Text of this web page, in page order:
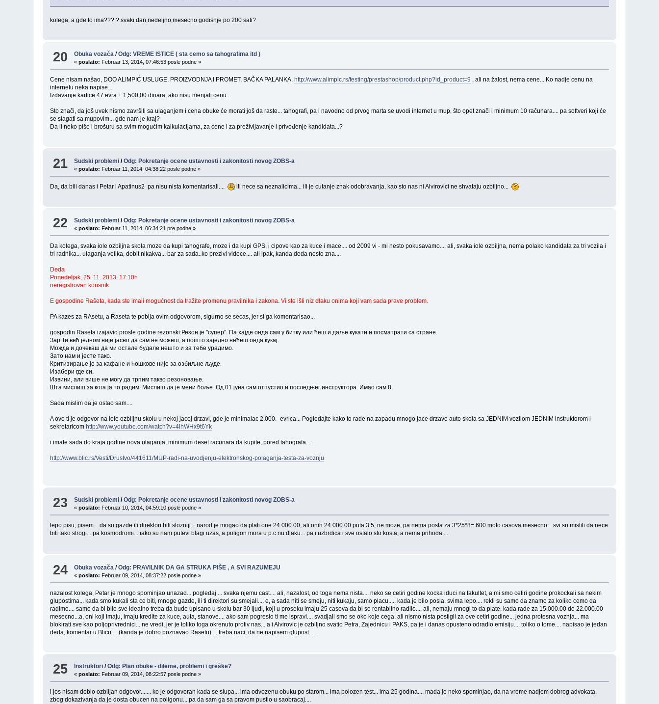
kolega, a gde to ima??? ? svaki dan,nedeljno,mesecno godisnje po 200 sati?
20 Obuka vozača /Odg: VREME ISTICE ( sta cemo sa tahografima itd )
«poslato: Februar 13, 2014, 07:46:53 posle podne »
Cene nisam našao, DOO ALIMPIĆ USLUGE, PROIZVODNJA I PROMET, BAČKA PALANKA, http://www.alimpic.rs/testing/prestashop/product.php?id_product=9 , ali na žalost, nema cene... Ko nadje cenu na
internetu neka napise....
Izdavanje kartice 47 evra + 1,500,00 dinara, ako nisu menjali cenu...
Sto znači, da još uvek nismo završili sa ulaganjem i cena obuke će morati još da raste... tahografi, pa i navodno od prvog marta se uvodi internet u mup, što opet znači i minimum 10 računara.... pa softveri koji će
se slagati sa mupovim... gde nam je kraj?
Da li neko piše i brošuru sa svim mogućim kalkulacijama, za cene i za preživljavanje i privođenje kandidata...?
21 Sudski problemi /Odg: Pokretanje ocene ustavnosti i zakonitosti novog ZOBS-a
«poslato: Februar 11, 2014, 04:38:22 posle podne »
Da, da bili danas i Petar i Apatinus2 pa nisu nista komentarisali.... ili nece sa neznalicima... ili je cutanje znak odobravanja, kao sto nas ni Alvirovici ne shvataju ozbiljno...
22 Sudski problemi /Odg: Pokretanje ocene ustavnosti i zakonitosti novog ZOBS-a
«poslato: Februar 11, 2014, 06:34:21 pre podne »
Da kolega, svaka iole ozbiljna skola moze da kupi tahografe, moze i da kupi GPS, i cipove kao za kuce i mace.... od 2009 vi - mi nesto pokusavamo.... ali, svaka iole ozbiljna, nema polako kandidata za tri vozila i
tri radnika... ulaganja velika, dobit nikakva... bar za sada..ko prezivi videce.... ali ipak, kanda deda nesto zna....
Deda
Ponedeljak, 25. 11. 2013. 17:10h
neregistrovan korisnik
E gospodine Rašeta, kada ste imali mogućnost da tražite promenu pravilnika i zakona. Vi ste išli niz dlaku onima koji vam sada prave problem.
PA kazes za RAsetu, a Raseta te pobija ovim odgovorom, sigurno se secas, jer si ga komentarisao...
gospodin Raseta izajavio prosle godine rezonski:Резон је ''супер''. Па хајде онда сам у битку или ћеш и даље кукати и посматрати са стране.
Зар Ти већ једном није јасно да сам не можеш, а пошто заједно нећеш онда кукај.
Можда и дочекаш да ми остале будале нешто и за тебе урадимо.
Зато нам и јесте тако.
Критизирање је за кафане и ћошкове није за озбиљне људе.
Изабери где си.
Извини, али више не могу да трпим такво резоновање.
Шта мислиш за кога ја то радим. Мислиш да је мени боље. Од 01 јуна сам отпустио и последњег инструктора. Имао сам 8.
Sada mislim da je ostao sam....
A ovo ti je odgovor na iole ozbiljnu skolu u nekoj jacoj drzavi, gde je minimalac 2.000.- evrica... Pogledajte kako to rade na zapadu mnogo jace drzave auto skola sa JEDNIM vozilom JEDNIM instruktorom i
sekretaricom http://www.youtube.com/watch?v=4lhWHx9t6Yk
i imate sada do kraja godine nova ulaganja, minimum deset racunara da kupite, pored tahografa....
http://www.blic.rs/Vesti/Drustvo/441611/MUP-radi-na-uvodjenju-elektronskog-polaganja-testa-za-voznju
23 Sudski problemi /Odg: Pokretanje ocene ustavnosti i zakonitosti novog ZOBS-a
«poslato: Februar 10, 2014, 04:59:10 posle podne »
lepo pisu, pisem... da su gazde ili direktori bili slozniji... narod je mogao da plati one 24.000.00, ali onih 24.000.00 puta 3.5, ne moze, pa nema posla za 3*25*8= 600 moto casova mesecno... svi su mislili da nece
biti tako strogi... pa kosmodromi... iako su nam putevi blagi uzas, a poligon mora u p.c.nu dlaku... pa i uzbrdica i sve ostalo sto kosta, a nema prihoda....
24 Obuka vozača /Odg: PRAVILNIK DA GA STRUKA PIŠE , A SVI RAZUMEJU
«poslato: Februar 09, 2014, 08:37:22 posle podne »
nazalost kolega, Petar je mnogo spominjao unazad... pogledaj.... svaka njemu cast.... ali, nazalost, od toga nema nista.... neko se cetiri godine kocka iduci na fakultet, a mi smo cetiri godine prokockali sa nekim
glupostima... kada smo kukali sta ce biti, mnoge gazde, ili ti direktori su smejali.... e, a sada niti se smeju, niti kukaju, samo placu..... kada je bilo posla, svima lepo.... rekli su samo da znamo za koliko cemo da
radimo.... samo da bi bilo sve idealno treba da bude upisano u skolu bar 30 ljudi, koji u proseku imaju 25 casova da bi se rentabilno radilo.... ali, nemaju mnogi to da plate, kada rade za 15.000.00 do 22.000.00
mesecno...a, oni koji imaju, imaju kredite za kuce, auta, stanove.... ako sam pogresio ti me ispravi.... svadjali smo se oko koje cega, ali nismo nista postigli za ove cetiri godine... jedna protesna voznja... ma
blokirati sve kao poljoprivrednici... ne vredi, jer je toliko toga okrenuto protiv nas... a i Alvirovic je ozbiljno svatio Petra, Zajednicu i PAKS, pa je i danas opusteno odradio emisiju.... toliko o tome.... napisao je jedan
deda, komentar u Blicu.... (kanda je dobro poznavao Rasetu).... treba naci, da ne napisem glupost....
25 Instruktori /Odg: Plan obuke - dileme, problemi i greške?
«poslato: Februar 09, 2014, 08:22:57 posle podne »
i jos nisam dobio ozbiljan odgovor....... ko je odgovoran kada se slupa... ima odvozenu obuku po starom... ima polozen test... ima 25 godina.... mada je neko spominjao, da na vreme nadjem dobrog advokata,
zbog dokazivanja da je dosta obucen na poligonu... pa da sam ga sa pravom pustio u saobracaj....